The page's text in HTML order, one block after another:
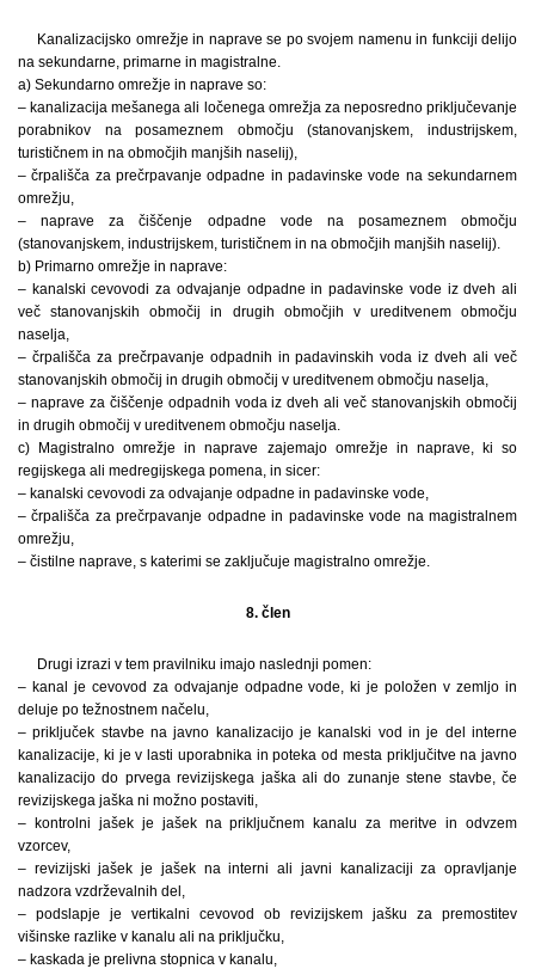
Kanalizacijsko omrežje in naprave se po svojem namenu in funkciji delijo
na sekundarne, primarne in magistralne.
a) Sekundarno omrežje in naprave so:
– kanalizacija mešanega ali ločenega omrežja za neposredno priključevanje
porabnikov na posameznem območju (stanovanjskem, industrijskem,
turističnem in na območjih manjših naselij),
– črpališča za prečrpavanje odpadne in padavinske vode na sekundarnem
omrežju,
– naprave za čiščenje odpadne vode na posameznem območju
(stanovanjskem, industrijskem, turističnem in na območjih manjših naselij).
b) Primarno omrežje in naprave:
– kanalski cevovodi za odvajanje odpadne in padavinske vode iz dveh ali
več stanovanjskih območij in drugih območjih v ureditvenem območju
naselja,
– črpališča za prečrpavanje odpadnih in padavinskih voda iz dveh ali več
stanovanjskih območij in drugih območij v ureditvenem območju naselja,
– naprave za čiščenje odpadnih voda iz dveh ali več stanovanjskih območij
in drugih območij v ureditvenem območju naselja.
c) Magistralno omrežje in naprave zajemajo omrežje in naprave, ki so
regijskega ali medregijskega pomena, in sicer:
– kanalski cevovodi za odvajanje odpadne in padavinske vode,
– črpališča za prečrpavanje odpadne in padavinske vode na magistralnem
omrežju,
– čistilne naprave, s katerimi se zaključuje magistralno omrežje.
8. člen
Drugi izrazi v tem pravilniku imajo naslednji pomen:
– kanal je cevovod za odvajanje odpadne vode, ki je položen v zemljo in
deluje po težnostnem načelu,
– priključek stavbe na javno kanalizacijo je kanalski vod in je del interne
kanalizacije, ki je v lasti uporabnika in poteka od mesta priključitve na javno
kanalizacijo do prvega revizijskega jaška ali do zunanje stene stavbe, če
revizijskega jaška ni možno postaviti,
– kontrolni jašek je jašek na priključnem kanalu za meritve in odvzem
vzorcev,
– revizijski jašek je jašek na interni ali javni kanalizaciji za opravljanje
nadzora vzdrževalnih del,
– podslapje je vertikalni cevovod ob revizijskem jašku za premostitev
višinske razlike v kanalu ali na priključku,
– kaskada je prelivna stopnica v kanalu,